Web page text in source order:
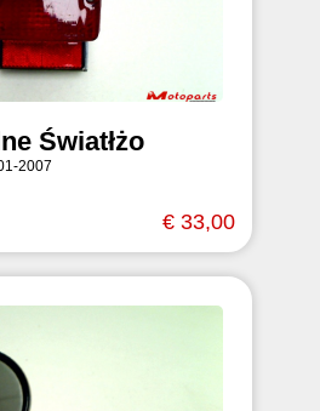
Światłżo
2007
€ 33,00